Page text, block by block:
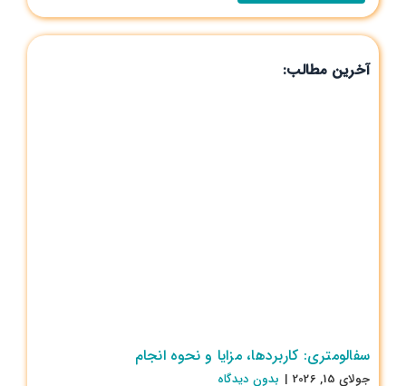
آخرین مطالب:
سفالومتری: کاربردها، مزایا و نحوه انجام
جولای 15, 2026 | بدون ديدگاه